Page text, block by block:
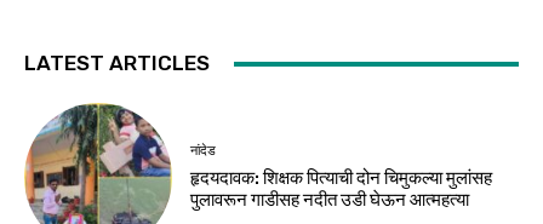
LATEST ARTICLES
नांदेड
हृदयदावक: शिक्षक पित्याची दोन चिमुकल्या मुलांसह
पुलावरून गाडीसह नदीत उडी घेऊन आत्महत्या